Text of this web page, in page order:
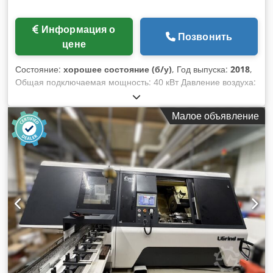
помощью микрометрического винта • Встроенный
алмазный инструмент для правки шлифовального круга •
Встроенная система подачи охлаждающей смазочной
Шлифовальный шпиндель с автоматической регулировкой,
обеспечивающий постоянное положение режущей кромки
шлифовального круга в нулевой позиции Мы также можем
выполнить капитальный ремонт вашей старой машины для
резки и обрезки. Просто свяжитесь с нами!
цене
Позвонить
Состояние: хорошее состояние (б/у), Год выпуска: 2018,
Общая подключаемая мощность: 40 кВт Давление воздуха:
5 бар Габаритные размеры (ДхШхВ): 2850 x 2470 x 2290 мм
Вес: 7000 кг Внешнее шлифование, внутреннее
шлифование, твердое точение, измерение DVS UGrind –
Невероятно убедительно. – Эффективная комплексная
обработка с помощью шлифовальных, токарных и
измерительных инструментов на одной
многофункциональной головке – идеально подходит для
небольших и средних партий валов и деталей,
устанавливаемых в патроны, с межцентровым расстоянием
до 1200 мм – Станина станка из натурального гранита для
высокой динамической и термической жесткости –
Постоянно точные результаты обработки благодаря
гидростатически поддерживаемому люнету – Быстрое
достижение заданных размеров благодаря интуитивно
Малое объявление